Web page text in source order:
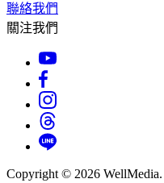
聯絡我們
關注我們
Copyright © 2026